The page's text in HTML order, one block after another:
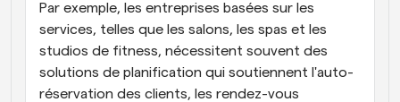
Par exemple, les entreprises basées sur les
services, telles que les salons, les spas et les
studios de fitness, nécessitent souvent des
solutions de planification qui soutiennent l'auto-
réservation des clients, les rendez-vous